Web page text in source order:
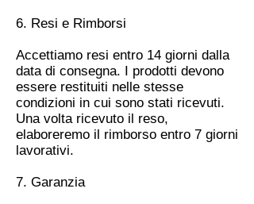
6. Resi e Rimborsi
Accettiamo resi entro 14 giorni dalla
data di consegna. I prodotti devono
essere restituiti nelle stesse
condizioni in cui sono stati ricevuti.
Una volta ricevuto il reso,
elaboreremo il rimborso entro 7 giorni
lavorativi.
7. Garanzia